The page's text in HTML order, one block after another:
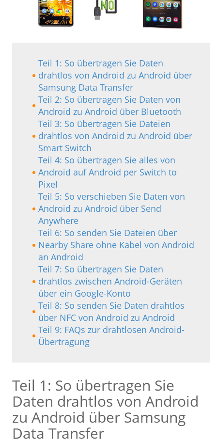
Teil 1: So übertragen Sie Daten
drahtlos von Android zu Android über
Samsung Data Transfer
Teil 2: So übertragen Sie Daten von
Android zu Android über Bluetooth
Teil 3: So übertragen Sie Dateien
drahtlos von Android zu Android über
Smart Switch
Teil 4: So übertragen Sie alles von
Android auf Android per Switch to
Pixel
Teil 5: So verschieben Sie Daten von
Android zu Android über Send
Anywhere
Teil 6: So senden Sie Dateien über
Nearby Share ohne Kabel von Android
an Android
Teil 7: So übertragen Sie Daten
drahtlos zwischen Android-Geräten
über ein Google-Konto
Teil 8: So senden Sie Daten drahtlos
über NFC von Android zu Android
Teil 9: FAQs zur drahtlosen Android-
Übertragung
Teil 1: So übertragen Sie
Daten drahtlos von Android
zu Android über Samsung
Data Transfer